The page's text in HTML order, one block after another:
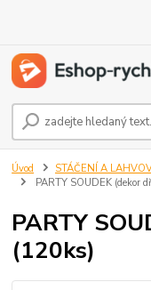
Úvod STÁČENÍ A
PARTY SOUDEK (dekor
PARTY
(120ks)